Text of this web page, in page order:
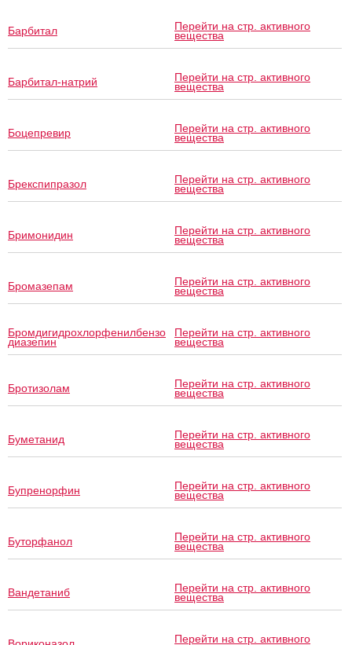
Барбитал Перейти на стр. активного
вещества
Барбитал-натрий Перейти на стр. активного
вещества
Боцепревир Перейти на стр. активного
вещества
Брекспипразол Перейти на стр. активного
вещества
Бримонидин Перейти на стр. активного
вещества
Бромазепам Перейти на стр. активного
вещества
Бромдигидрохлорфенилбензо
диазепин
Перейти на стр. активного
вещества
Бротизолам Перейти на стр. активного
вещества
Буметанид Перейти на стр. активного
вещества
Бупренорфин Перейти на стр. активного
вещества
Буторфанол Перейти на стр. активного
вещества
Вандетаниб Перейти на стр. активного
вещества
Перейти на стр. активного